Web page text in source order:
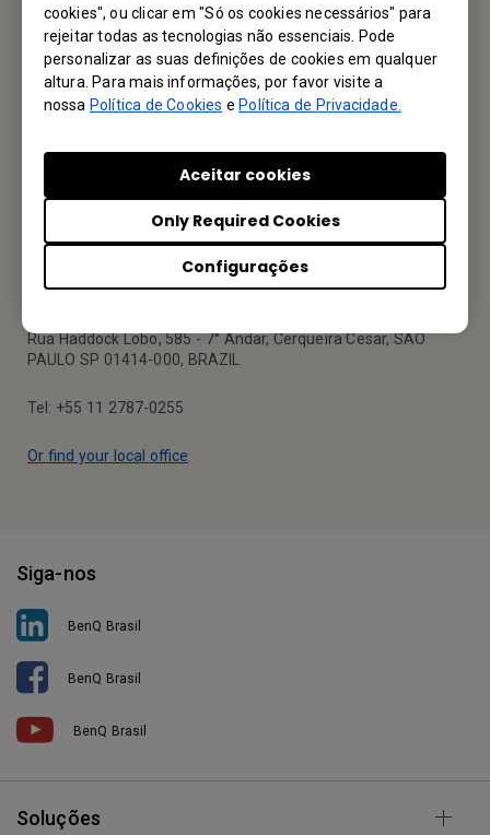
cookies", ou clicar em "Só os cookies necessários" para
rejeitar todas as tecnologias não essenciais. Pode
personalizar as suas definições de cookies em qualquer
altura. Para mais informações, por favor visite a
nossa Política de Cookies e Política de Privacidade.
Configurações
Only Required Cookies
Aceitar cookies
Fale Conosco
Gostaríamos muito de ouvir de você
Mande um email
Seu Escritório Local
MAXGEN Comercio Indústrial Importação e Exportação Ltda
Rua Haddock Lobo, 585 - 7° Andar, Cerqueira Cesar, SAO
PAULO SP 01414-000, BRAZIL
Tel: +55 11 2787-0255
Or find your local office
Siga-nos
BenQ Brasil
BenQ Brasil
BenQ Brasil
Soluções